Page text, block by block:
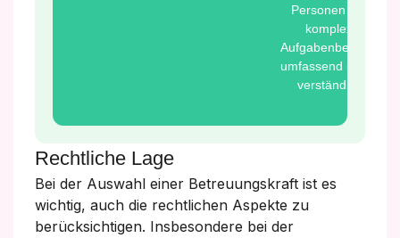
Personen sowie
komplexen
Aufgabenbereichen
umfassend und klar
verständigen.
Rechtliche Lage
Bei der Auswahl einer Betreuungskraft ist es
wichtig, auch die rechtlichen Aspekte zu
berücksichtigen. Insbesondere bei der